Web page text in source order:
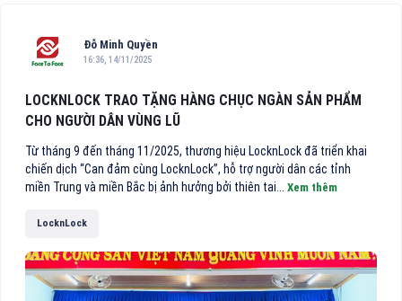
Đỗ Minh Quyền
16:36, 14/11/2025
LOCKNLOCK TRAO TẶNG HÀNG CHỤC NGÀN SẢN PHẨM
CHO NGƯỜI DÂN VÙNG LŨ
Từ tháng 9 đến tháng 11/2025, thương hiệu LocknLock đã triển khai
chiến dịch “Can đảm cùng LocknLock”, hỗ trợ người dân các tỉnh
miền Trung và miền Bắc bị ảnh hưởng bởi thiên tai... Xem thêm
LocknLock